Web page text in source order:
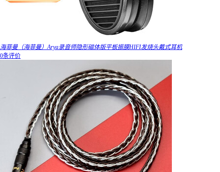
海菲曼（海菲曼）Arya录音师隐形磁体版平板振膜HIFI发烧头戴式耳机
0条评价